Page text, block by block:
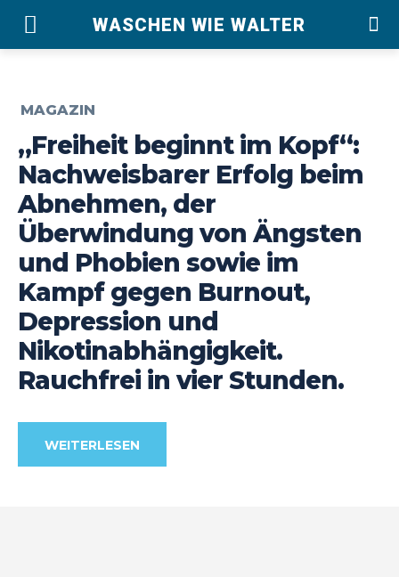
WASCHEN WIE WALTER
MAGAZIN
„Freiheit beginnt im Kopf“:
Nachweisbarer Erfolg beim
Abnehmen, der
Überwindung von Ängsten
und Phobien sowie im
Kampf gegen Burnout,
Depression und
Nikotinabhängigkeit.
Rauchfrei in vier Stunden.
WEITERLESEN